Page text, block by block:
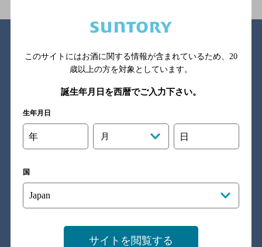
金麦のこと
金麦のこだわり
家時間をたのしむ
このサイトにはお酒に関する情報が含まれているため、 20
歳以上の方を対象としています。
誕生年月日を西暦でご入力下さい。
生年月日
年 月 日
国
サイトを閲覧する